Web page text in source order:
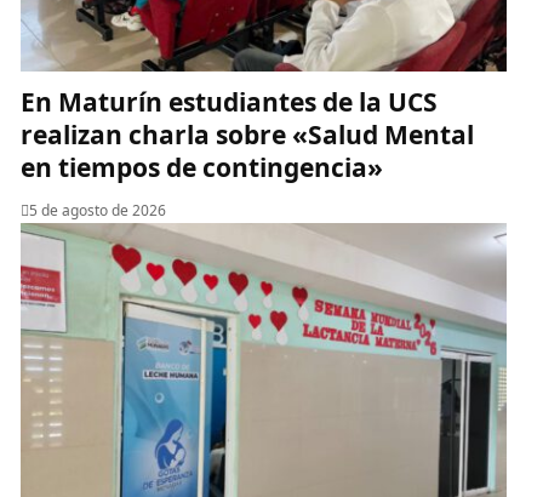
En Maturín estudiantes de la UCS
realizan charla sobre «Salud Mental
en tiempos de contingencia»
5 de agosto de 2026